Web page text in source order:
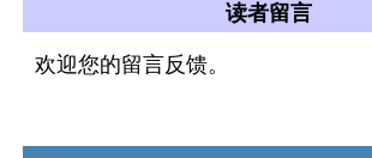
读者留言
欢迎您的留言反馈。